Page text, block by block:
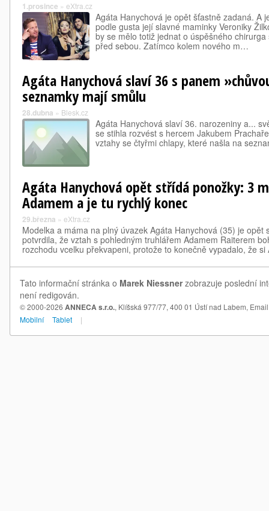
1.prosince » eXtra.cz
Agáta Hanychová je opět šťastně zadaná. A
podle gusta její slavné maminky Veroniky
by se mělo totiž jednat o úspěšného
před sebou. Zatímco kolem nového m…
Agáta Hanychová slaví 36 s panem
seznamky mají smůlu
28.dubna » Blesk.cz
Agáta Hanychová slaví 36. narozeniny a...
se stihla rozvést s hercem Jakubem
vztahy se čtyřmi chlapy, které našla na
Agáta Hanychová opět střídá ponožky: 3
Adamem a je tu rychlý konec
29.března » eXtra.cz
Modelka a máma na plný úvazek Agáta Hanychová (35) je opět
potvrdila, že vztah s pohledným truhlářem Adamem Raiterem
rozchodu vcelku překvapeni, protože to konečně vypadalo, že
Tato informační stránka o Marek Niessnerzobrazuje poslední
není redigován.
© 2000-2026 ANNECA s.r.o., Klíšská 977/77, 400 01 Ústí nad Labem,
Mobilní
Tablet |